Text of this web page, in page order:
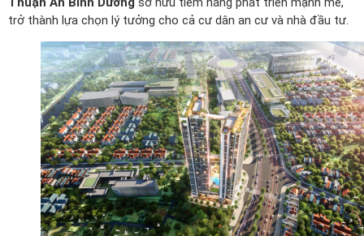
trở thành lựa chọn lý tưởng cho cả cư dân an cư và nhà đầu tư.